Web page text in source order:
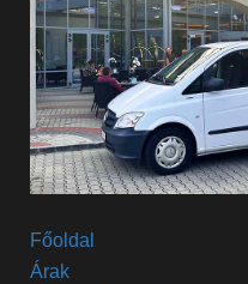
Főoldal
Árak